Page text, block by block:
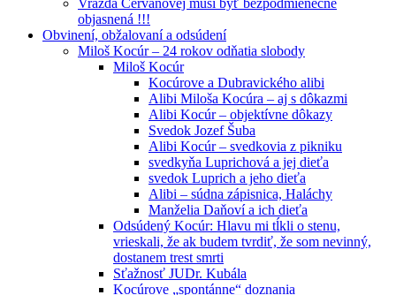
objasnená !!!
Obvinení, obžalovaní a odsúdení
Miloš Kocúr – 24 rokov odňatia slobody
Miloš Kocúr
Kocúrove a Dubravického alibi
Alibi Miloša Kocúra – aj s dôkazmi
Alibi Kocúr – objektívne dôkazy
Svedok Jozef Šuba
Alibi Kocúr – svedkovia z pikniku
svedkyňa Luprichová a jej dieťa
svedok Luprich a jeho dieťa
Alibi – súdna zápisnica, Haláchy
Manželia Daňoví a ich dieťa
Odsúdený Kocúr: Hlavu mi tĺkli o stenu,
vrieskali, že ak budem tvrdiť, že som nevinný,
dostanem trest smrti
Sťažnosť JUDr. Kubála
Kocúrove „spontánne“ doznania